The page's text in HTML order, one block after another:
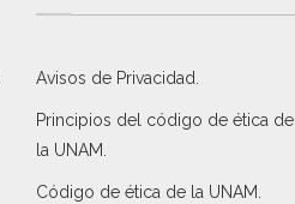
Avisos de Privacidad
Principios del código de ética de
la UNAM
Código de ética de la UNAM